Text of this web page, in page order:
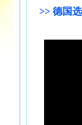
>> 德国